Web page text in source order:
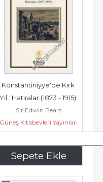
Sepete Ekle
Konstantiniyye'de Kırk
Yıl : Hatıralar (1873 - 1915)
-
Sir Edwin Pears
Güneş Kitabevleri Yayınları
234,00